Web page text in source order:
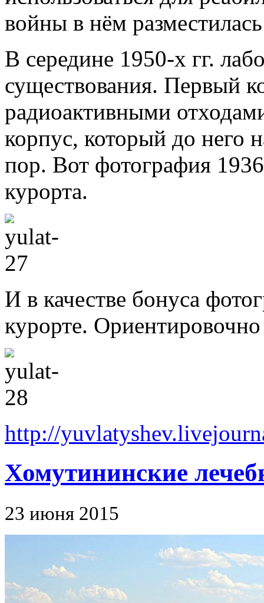
войны в нём
В середине 1950-х гг.
существования. Первый
радиоактивными
корпус, который до него
пор. Вот фотография
курорта.
И в качестве бонуса
курорте.
http://
Хомутининские
23 июня 2015